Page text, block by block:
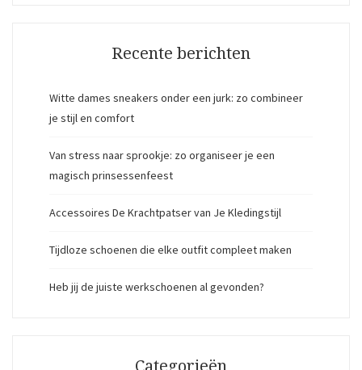
Recente berichten
Witte dames sneakers onder een jurk: zo combineer
je stijl en comfort
Van stress naar sprookje: zo organiseer je een
magisch prinsessenfeest
Accessoires De Krachtpatser van Je Kledingstijl
Tijdloze schoenen die elke outfit compleet maken
Heb jij de juiste werkschoenen al gevonden?